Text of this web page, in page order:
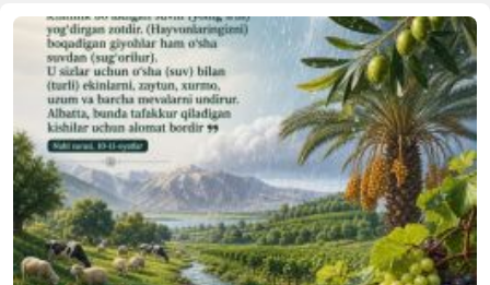
мусобақасида юртимиз шарафини
ҳимоя қилади
06.08.2026 2721 1 min.
Жорий йилнинг6-19 августкунлари
мукаррамадаги Масжидул-Ҳарамда
Подшоҳ Абдулазиз номидаги46-халқаро